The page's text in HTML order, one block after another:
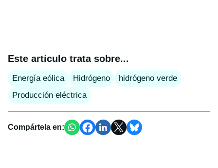
Este artículo trata sobre...
Energía eólica Hidrógeno
hidrógeno verde
Producción eléctrica
Compártela en: